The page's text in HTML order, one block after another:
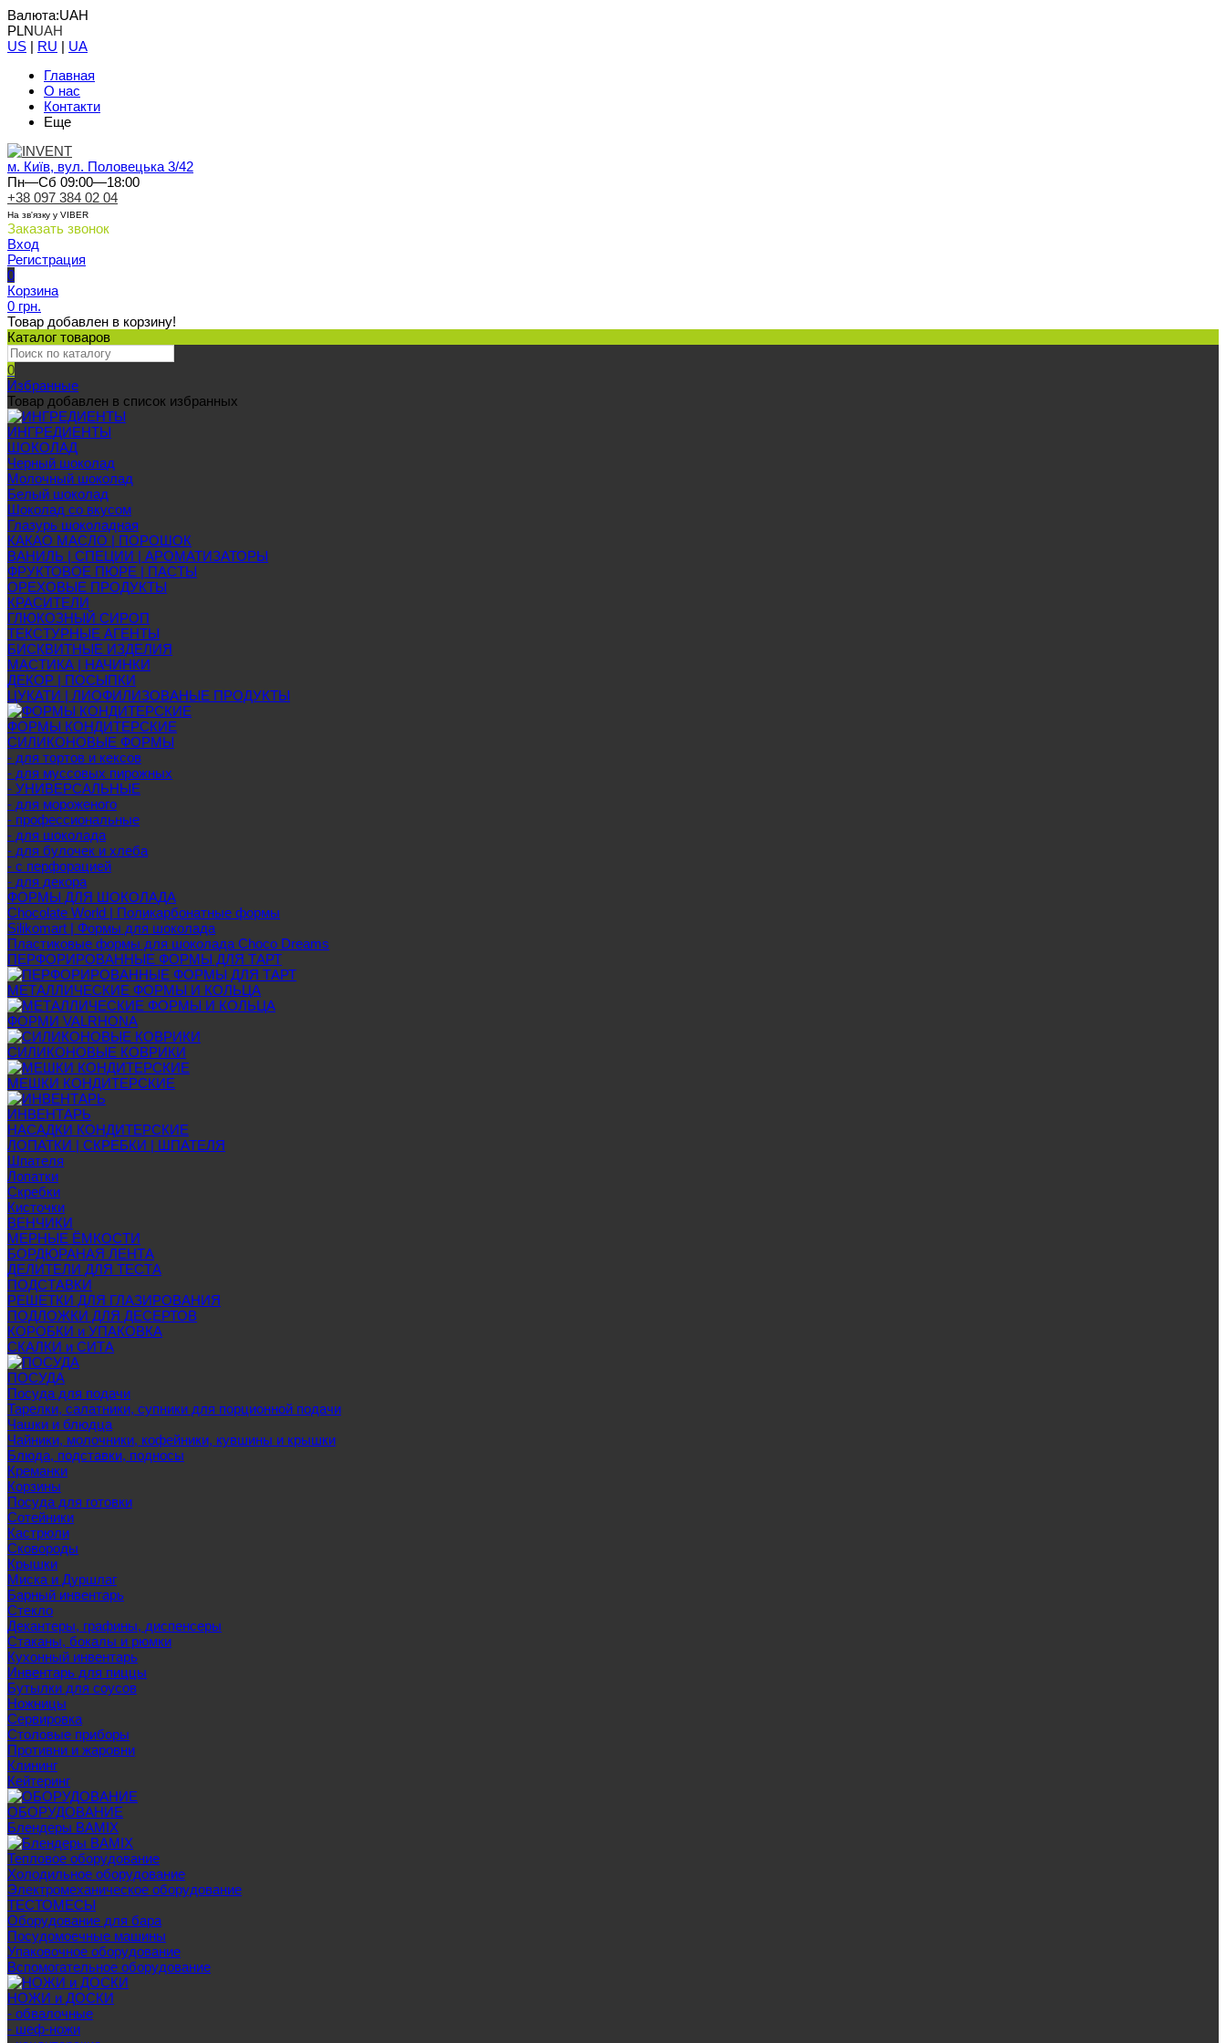
Валюта:UAH
PLNUAH
US | RU | UA
Главная
О нас
Контакти
Еще
м. Київ, вул. Половецька 3/42
Пн—Сб 09:00—18:00
+38 097 384 02 04
На зв'язку у VIBER
Заказать звонок
Вход
Регистрация
0
Корзина
0 грн.
Товар добавлен в корзину!
Каталог товаров
0
Избранные
Товар добавлен в список избранных
ИНГРЕДИЕНТЫ
ШОКОЛАД
Черный шоколад
Молочный шоколад
Белый шоколад
Шоколад со вкусом
Глазурь шоколадная
КАКАО МАСЛО | ПОРОШОК
ВАНИЛЬ | СПЕЦИИ | АРОМАТИЗАТОРЫ
ФРУКТОВОЕ ПЮРЕ | ПАСТЫ
ОРЕХОВЫЕ ПРОДУКТЫ
КРАСИТЕЛИ
ГЛЮКОЗНЫЙ СИРОП
ТЕКСТУРНЫЕ АГЕНТЫ
БИСКВИТНЫЕ ИЗДЕЛИЯ
МАСТИКА | НАЧИНКИ
ДЕКОР | ПОСЫПКИ
ЦУКАТИ | ЛИОФИЛИЗОВАНЫЕ ПРОДУКТЫ
ФОРМЫ КОНДИТЕРСКИЕ
СИЛИКОНОВЫЕ ФОРМЫ
- для тортов и кексов
- для муссовых пирожных
- УНИВЕРСАЛЬНЫЕ
- для мороженого
- профессиональные
- для шоколада
- для булочек и хлеба
- с перфорацией
- для декора
ФОРМЫ ДЛЯ ШОКОЛАДА
Chocolate World | Поликарбонатные формы
Silikomart | Формы для шоколада
Пластиковые формы для шоколада Choco Dreams
ПЕРФОРИРОВАННЫЕ ФОРМЫ ДЛЯ ТАРТ
МЕТАЛЛИЧЕСКИЕ ФОРМЫ И КОЛЬЦА
ФОРМИ VALRHONA
СИЛИКОНОВЫЕ КОВРИКИ
МЕШКИ КОНДИТЕРСКИЕ
ИНВЕНТАРЬ
НАСАДКИ КОНДИТЕРСКИЕ
ЛОПАТКИ | СКРЕБКИ | ШПАТЕЛЯ
Шпателя
Лопатки
Скребки
Кисточки
ВЕНЧИКИ
МЕРНЫЕ ЁМКОСТИ
БОРДЮРАНАЯ ЛЕНТА
ДЕЛИТЕЛИ ДЛЯ ТЕСТА
ПОДСТАВКИ
РЕШЕТКИ ДЛЯ ГЛАЗИРОВАНИЯ
ПОДЛОЖКИ ДЛЯ ДЕСЕРТОВ
КОРОБКИ и УПАКОВКА
СКАЛКИ и СИТА
ПОСУДА
Посуда для подачи
Тарелки, салатники, супники для порционной подачи
Чашки и блюдца
Чайники, молочники, кофейники, кувшины и крышки
Блюда, подставки, подносы
Креманки
Корзины
Посуда для готовки
Сотейники
Кастрюли
Сковороды
Крышки
Миска и Дуршлаг
Барный инвентарь
Стекло
Декантеры, графины, диспенсеры
Стаканы, бокалы и рюмки
Кухонный инвентарь
Инвентарь для пиццы
Бутылки для соусов
Ножницы
Сервировка
Столовые приборы
Противни и жаровни
Клининг
Кейтеринг
ОБОРУДОВАНИЕ
Блендеры BAMIX
Тепловое оборудование
Холодильное оборудование
Электромеханическое оборудование
ТЕСТОМЕСЫ
Оборудование для бара
Посудомоечные машины
Упаковочное оборудование
Вспомогательное оборудование
НОЖИ и ДОСКИ
- обвалочные
- шеф-ножи